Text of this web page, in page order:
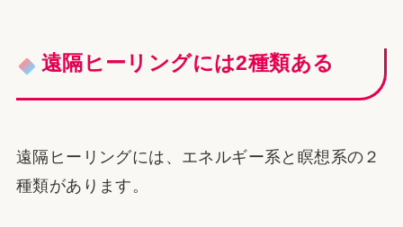
遠隔ヒーリングには2種類ある
遠隔ヒーリングには、エネルギー系と瞑想系の２
種類があります。